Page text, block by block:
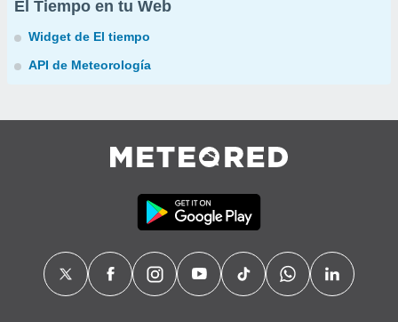
El Tiempo en tu Web
Widget de El tiempo
API de Meteorología